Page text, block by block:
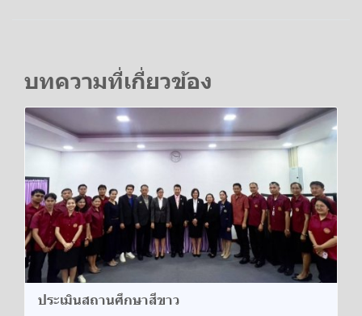
บทความที่เกี่ยวข้อง
ประเมินสถานศึกษาสีขาว